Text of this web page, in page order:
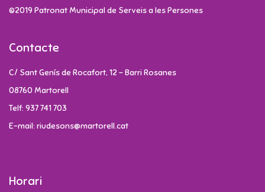
©2019 Patronat Municipal de Serveis a les Persones
Contacte
C/ Sant Genís de Rocafort, 12 - Barri Rosanes
08760 Martorell
Telf: 937 741 703
E-mail: riudesons@martorell.cat
Horari